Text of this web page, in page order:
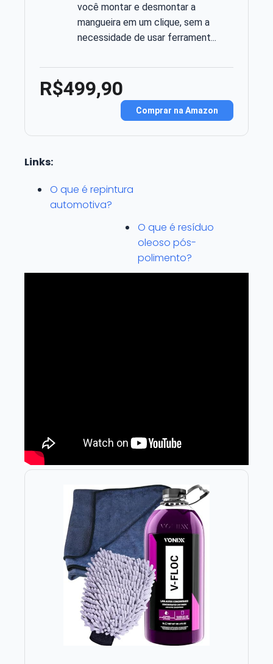
você montar e desmontar a
mangueira em um clique, sem a
necessidade de usar ferrament...
R$499,90
Comprar na Amazon
Links:
O que é repintura
automotiva?
O que é resíduo
oleoso pós-
polimento?